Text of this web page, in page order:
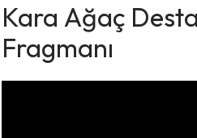
Kara Ağaç
Fragmanı